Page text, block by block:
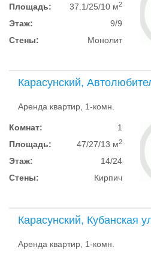
Площадь:
37.1/25/10 м2
Этаж:
9/9
Стены:
Монолит
Карасунский,
Аренда квартир, 1-комн.
Комнат:
1
Площадь:
47/27/13 м2
Этаж:
14/24
Стены:
Кирпич
Карасунский, Кубанская
Аренда квартир, 1-комн.